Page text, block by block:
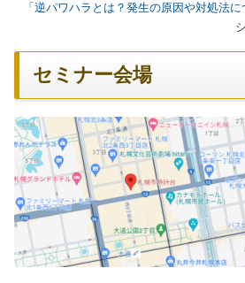
「逆パワハラとは？発生の原因や対処法に
セミナー会場